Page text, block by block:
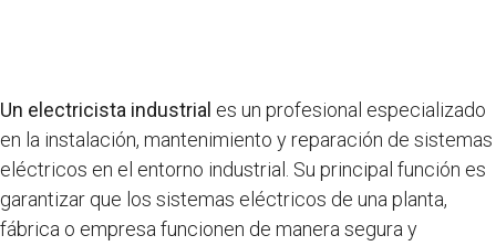
Un electricista industrial es un profesional especializado
en la instalación, mantenimiento y reparación de sistemas
eléctricos en el entorno industrial. Su principal función es
garantizar que los sistemas eléctricos de una planta,
fábrica o empresa funcionen de manera segura y